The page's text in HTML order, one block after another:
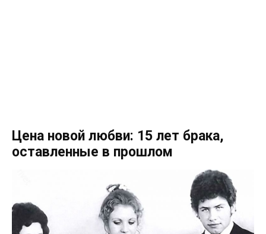
Цена новой любви: 15 лет брака,
оставленные в прошлом